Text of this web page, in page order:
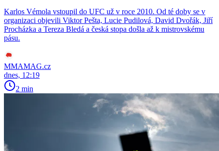
Karlos Vémola vstoupil do UFC už v roce 2010. Od té doby se v
organizaci objevili Viktor Pešta, Lucie Pudilová, David Dvořák, Jiří
Procházka a Tereza Bledá a česká stopa došla až k mistrovskému
pásu.
MMAMAG.cz
dnes, 12:19
2 min